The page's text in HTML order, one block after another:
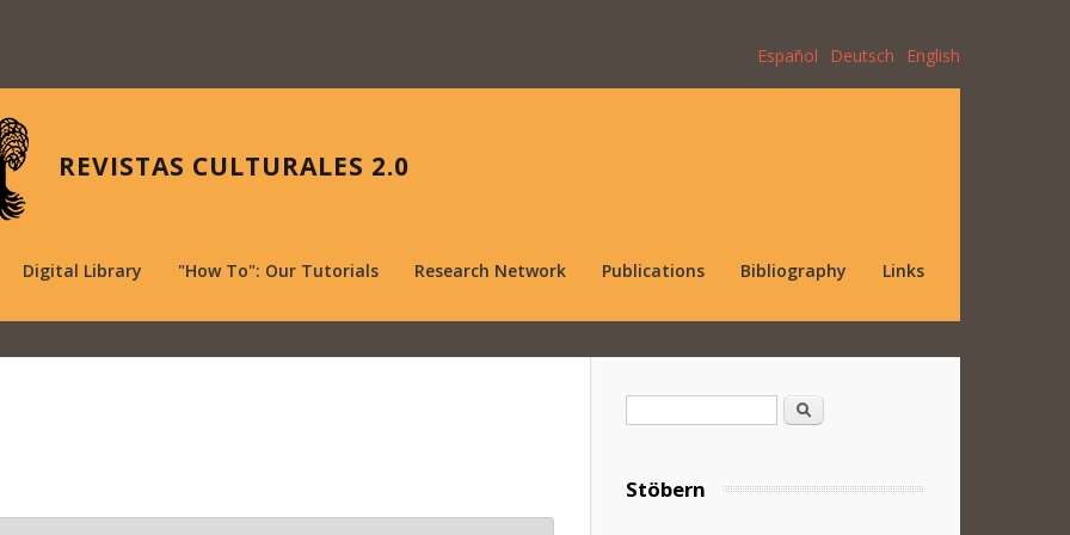
Español Deutsch English
REVISTAS CULTURALES 2.0
Digital Library "How To": Our Tutorials Research Network Publications Bibliography Links
Search
Stöbern